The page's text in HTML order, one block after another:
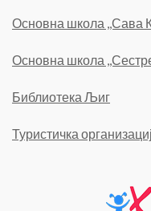
Основна школа ,,Сава
Основна школа
Библиотека Љиг
Туристичка